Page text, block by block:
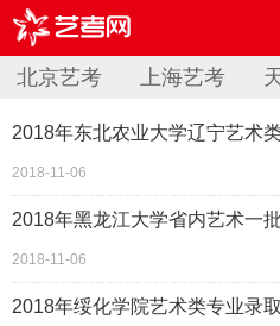
北京艺考 上海艺考
2018年东北农业大学辽宁艺术
2018-11-06
2018年黑龙江大学省内艺术一
2018-11-06
2018年绥化学院艺术类专业录